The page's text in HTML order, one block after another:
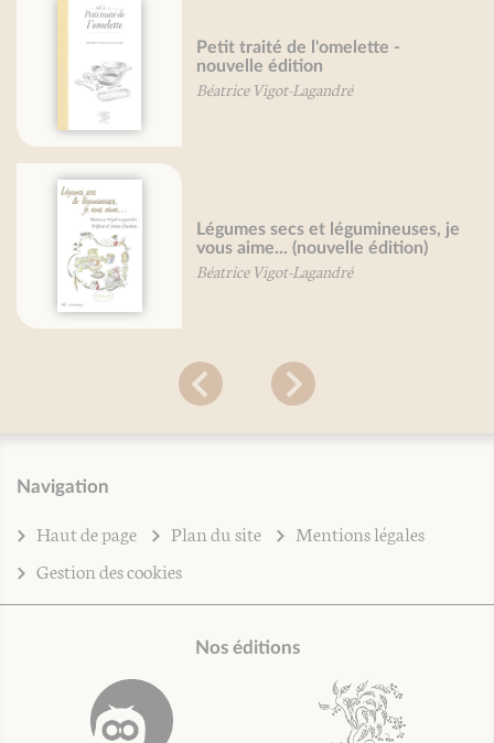
Petit traité de l'omelette -
nouvelle édition
Béatrice Vigot-Lagandré
Légumes secs et légumineuses, je
vous aime... (nouvelle édition)
Béatrice Vigot-Lagandré
Navigation
Haut de page Plan du site
Mentions légales
Gestion des cookies
Nos éditions